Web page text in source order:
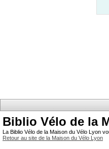
Biblio Vélo de la
La Biblio Vélo de la Maison du Vélo Lyon
Retour au site de la Maison du Vélo Lyon